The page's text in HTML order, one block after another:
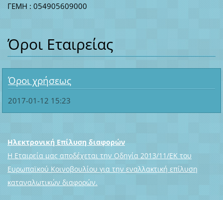
ΓΕΜΗ : 054905609000
Όροι Εταιρείας
Όροι χρήσεως
2017-01-12 15:23
Ηλεκτρονική Επίλυση διαφορών
Η Εταιρεία μας αποδέχεται την Οδηγία 2013/11/ΕΚ του
Ευρωπαϊκού Κοινοβουλίου για την εναλλακτική επίλυση
καταναλωτικών διαφορών.